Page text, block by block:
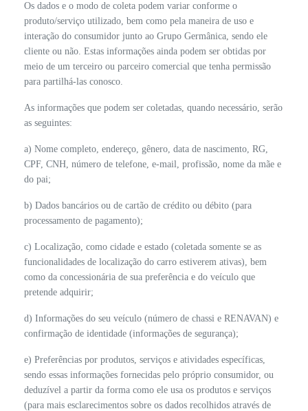
Os dados e o modo de coleta podem variar conforme o
produto/serviço utilizado, bem como pela maneira de uso e
interação do consumidor junto ao Grupo Germânica, sendo ele
cliente ou não. Estas informações ainda podem ser obtidas por
meio de um terceiro ou parceiro comercial que tenha permissão
para partilhá-las conosco.
As informações que podem ser coletadas, quando necessário, serão
as seguintes:
a) Nome completo, endereço, gênero, data de nascimento, RG,
CPF, CNH, número de telefone, e-mail, profissão, nome da mãe e
do pai;
b) Dados bancários ou de cartão de crédito ou débito (para
processamento de pagamento);
c) Localização, como cidade e estado (coletada somente se as
funcionalidades de localização do carro estiverem ativas), bem
como da concessionária de sua preferência e do veículo que
pretende adquirir;
d) Informações do seu veículo (número de chassi e RENAVAN) e
confirmação de identidade (informações de segurança);
e) Preferências por produtos, serviços e atividades específicas,
sendo essas informações fornecidas pelo próprio consumidor, ou
deduzível a partir da forma como ele usa os produtos e serviços
(para mais esclarecimentos sobre os dados recolhidos através de